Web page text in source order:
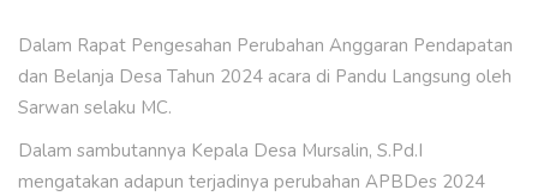
Dalam Rapat Pengesahan Perubahan Anggaran Pendapatan
dan Belanja Desa Tahun 2024 acara di Pandu Langsung oleh
Sarwan selaku MC.
Dalam sambutannya Kepala Desa Mursalin, S.Pd.I
mengatakan adapun terjadinya perubahan APBDes 2024